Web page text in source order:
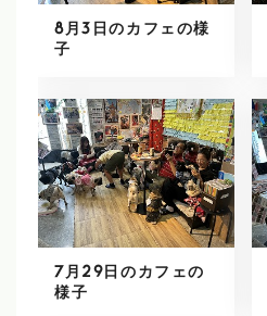
8月3日のカフェの様
子
7月29日のカフェの
様子